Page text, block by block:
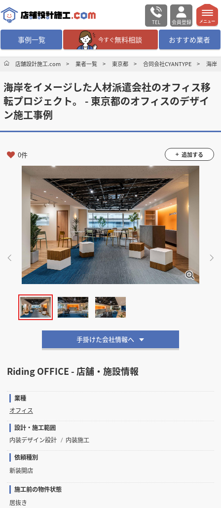
TEL 会員登録
事例一覧 今すぐ無料相談 おすすめ業者
無料相談 ログイン／会員登録
デザイン設計・施工業者を探す
店舗・商業施設の
店舗設計施工.comとは
内装の費用相場シミュレーター
掲載希望のデザイン設計・施工会社様へ
店舗開業・改装をご検討中の方へ
メニュー
店舗設計施工.com 業者一覧 東京都 合同会社CYANTYPE 海岸
海岸をイメージした人材派遣会社のオフィス移
転プロジェクト。 - 東京都のオフィスのデザイ
ン施工事例
0件 追加する
手掛けた会社情報へ
Riding OFFICE - 店舗・施設情報
業種
オフィス
設計・施工範囲
内装デザイン設計
内装施工
依頼種別
新装開店
施工前の物件状態
居抜き